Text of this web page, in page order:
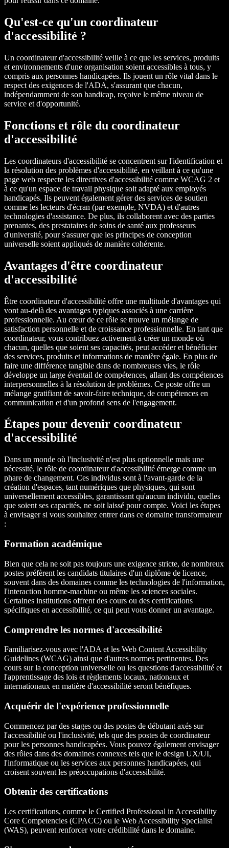
Qu'est-ce qu'un coordinateur
d'accessibilité ?
Un coordinateur d'accessibilité veille à ce que les services, produits
et environnements d'une organisation soient accessibles à tous, y
compris aux personnes handicapées. Ils jouent un rôle vital dans le
respect des exigences de l'ADA, s'assurant que chacun,
indépendamment de son handicap, reçoive le même niveau de
service et d'opportunité.
Fonctions et rôle du coordinateur
d'accessibilité
Les coordinateurs d'accessibilité se concentrent sur l'identification et
la résolution des problèmes d'accessibilité, en veillant à ce qu'une
page web respecte les directives d'accessibilité comme WCAG 2 et
à ce qu'un espace de travail physique soit adapté aux employés
handicapés. Ils peuvent également gérer des services de soutien
comme les lecteurs d'écran (par exemple, NVDA) et d'autres
technologies d'assistance. De plus, ils collaborent avec des parties
prenantes, des prestataires de soins de santé aux professeurs
d'université, pour s'assurer que les principes de conception
universelle soient appliqués de manière cohérente.
Avantages d'être coordinateur
d'accessibilité
Être coordinateur d'accessibilité offre une multitude d'avantages qui
vont au-delà des avantages typiques associés à une carrière
professionnelle. Au cœur de ce rôle se trouve un mélange de
satisfaction personnelle et de croissance professionnelle. En tant que
coordinateur, vous contribuez activement à créer un monde où
chacun, quelles que soient ses capacités, peut accéder et bénéficier
des services, produits et informations de manière égale. En plus de
faire une différence tangible dans de nombreuses vies, le rôle
développe un large éventail de compétences, allant des compétences
interpersonnelles à la résolution de problèmes. Ce poste offre un
mélange gratifiant de savoir-faire technique, de compétences en
communication et d'un profond sens de l'engagement.
Étapes pour devenir coordinateur
d'accessibilité
Dans un monde où l'inclusivité n'est plus optionnelle mais une
nécessité, le rôle de coordinateur d'accessibilité émerge comme un
phare de changement. Ces individus sont à l'avant-garde de la
création d'espaces, tant numériques que physiques, qui sont
universellement accessibles, garantissant qu'aucun individu, quelles
que soient ses capacités, ne soit laissé pour compte. Voici les étapes
à envisager si vous souhaitez entrer dans ce domaine transformateur
:
Formation académique
Bien que cela ne soit pas toujours une exigence stricte, de nombreux
postes préfèrent les candidats titulaires d'un diplôme de licence,
souvent dans des domaines comme les technologies de l'information,
l'interaction homme-machine ou même les sciences sociales.
Certaines institutions offrent des cours ou des certifications
spécifiques en accessibilité, ce qui peut vous donner un avantage.
Comprendre les normes d'accessibilité
Familiarisez-vous avec l'ADA et les Web Content Accessibility
Guidelines (WCAG) ainsi que d'autres normes pertinentes. Des
cours sur la conception universelle ou les questions d'accessibilité et
l'apprentissage des lois et règlements locaux, nationaux et
internationaux en matière d'accessibilité seront bénéfiques.
Acquérir de l'expérience professionnelle
Commencez par des stages ou des postes de débutant axés sur
l'accessibilité ou l'inclusivité, tels que des postes de coordinateur
pour les personnes handicapées. Vous pouvez également envisager
des rôles dans des domaines connexes tels que le design UX/UI,
l'informatique ou les services aux personnes handicapées, qui
croisent souvent les préoccupations d'accessibilité.
Obtenir des certifications
Les certifications, comme le Certified Professional in Accessibility
Core Competencies (CPACC) ou le Web Accessibility Specialist
(WAS), peuvent renforcer votre crédibilité dans le domaine.